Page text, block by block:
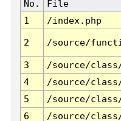
No. File
1
/index.php
2 /source/
3 /source/
4
/source/
5
/source/
6
/source/